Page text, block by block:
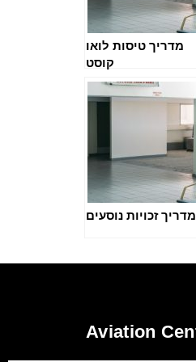
מדריך טיסות לואו
קוסט
מדריך זכויות נוסעים